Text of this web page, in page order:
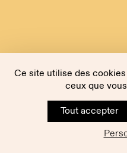
Ce site utilise des
ceux que
Tout accepter